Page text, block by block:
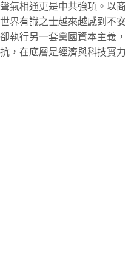
氣相通更是中共強項。以商
界有識之士越來越感到不安
執行另一套黨國資本主義，
，在底層是經濟與科技實力